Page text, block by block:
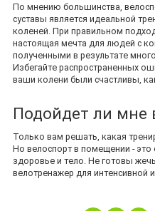
По мнению большинства,
суставы является идеальной
коленей. При правильном
настоящая мечта для людей с
полученными в результате
Избегайте распространенных
ваши колени были счастливы,
Подойдет ли мне
Только вам решать, какая
Но велоспорт в помещении -
здоровье и тело. Не готовы
велотренажер для интенсивной